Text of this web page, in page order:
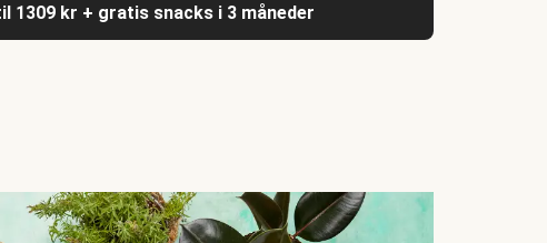
1309 kr + gratis snacks i 3 måneder